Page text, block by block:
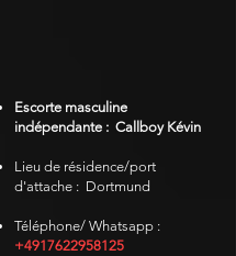
Escorte masculine
indépendante : Callboy Kévin
Lieu de résidence/port
d'attache : Dortmund
Téléphone/ Whatsapp :
+4917622958125